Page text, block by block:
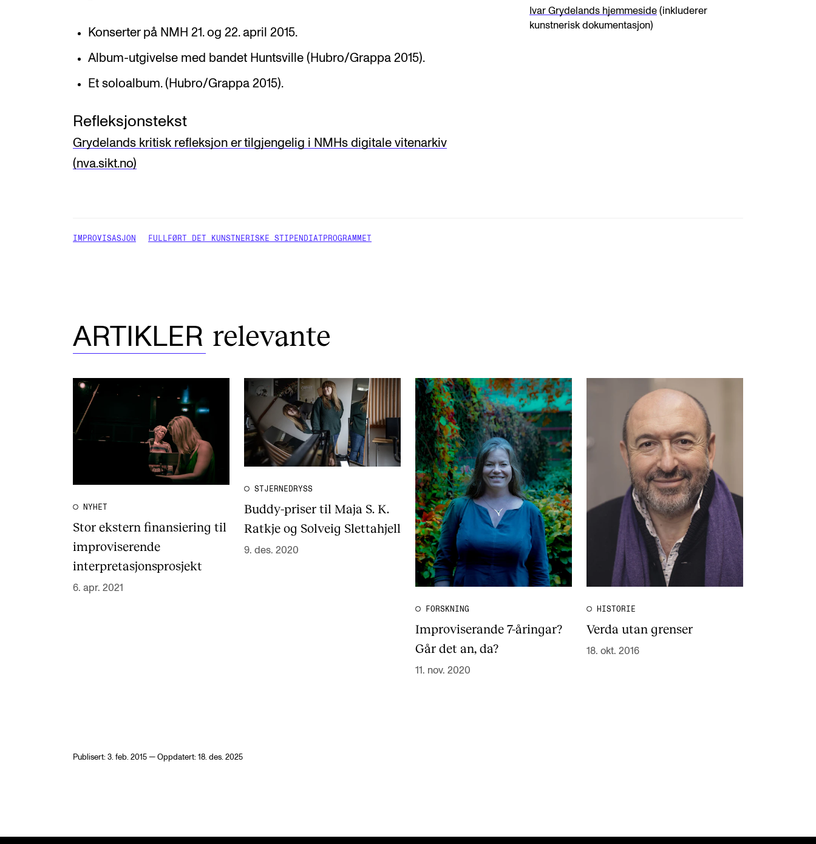
Konserter på NMH 21. og 22. april 2015.
Album-utgivelse med bandet Huntsville (Hubro/Grappa 2015).
Et soloalbum. (Hubro/Grappa 2015).
Refleksjonstekst
Grydelands kritisk refleksjon er tilgjengelig i NMHs digitale vitenarkiv
(nva.sikt.no)
Ivar Grydelands hjemmeside (inkluderer
kunstnerisk dokumentasjon)
IMPROVISASJON FULLFØRT DET KUNSTNERISKE STIPENDIATPROGRAMMET
ARTIKLER relevante
NYHET
Stor ekstern finansiering til
improviserende
interpretasjonsprosjekt
6. apr. 2021
STJERNEDRYSS
Buddy-priser til Maja S. K.
Ratkje og Solveig Slettahjell
9. des. 2020
FORSKNING
Improviserande 7-åringar?
Går det an, da?
11. nov. 2020
HISTORIE
Verda utan grenser
18. okt. 2016
Publisert: 3. feb. 2015 — Oppdatert: 18. des. 2025